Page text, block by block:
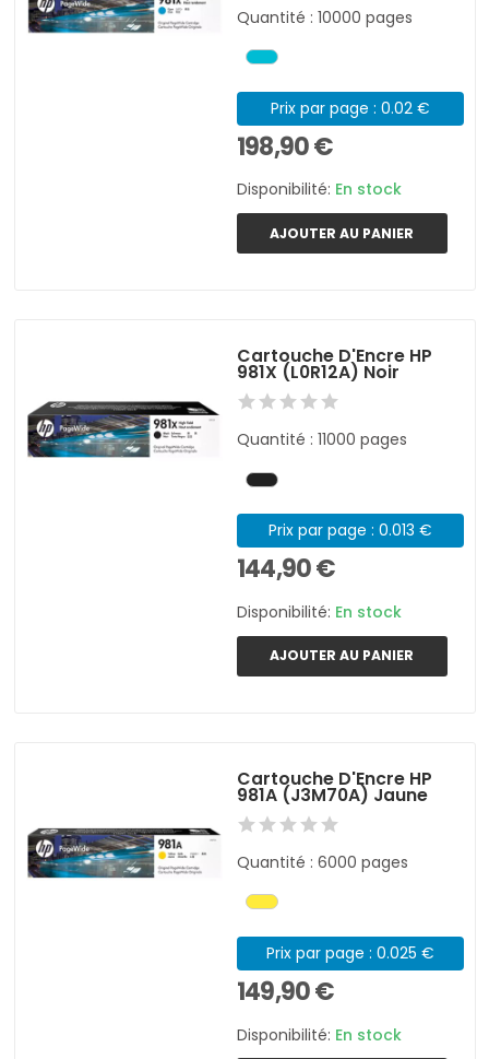
Quantité : 10000 pages
Prix par page : 0.02 €
198,90 €
Disponibilité: En stock
AJOUTER AU PANIER
Cartouche D'Encre HP
981X (L0R12A) Noir
Quantité : 11000 pages
Prix par page : 0.013 €
144,90 €
Disponibilité: En stock
AJOUTER AU PANIER
Cartouche D'Encre HP
981A (J3M70A) Jaune
Quantité : 6000 pages
Prix par page : 0.025 €
149,90 €
Disponibilité: En stock